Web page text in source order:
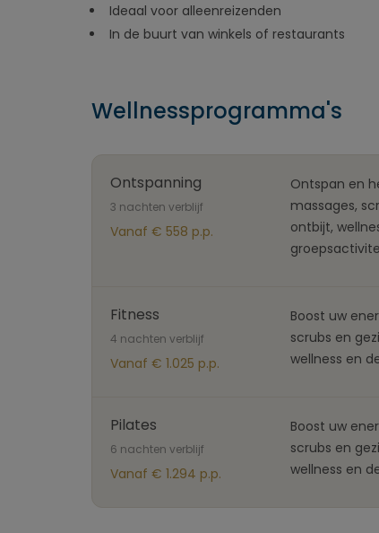
Ideaal voor alleenreizenden
In de buurt van winkels of restaurants
Wellnessprogramma's
Ontspanning
3 nachten verblijf
Vanaf € 558 p.p.
Ontspan en
massages,
ontbijt,
Fitness
4 nachten verblijf
Vanaf € 1.025 p.p.
Boost uw
scrubs en
wellness en
Pilates
6 nachten verblijf
Vanaf € 1.294 p.p.
Boost uw
scrubs en
wellness en